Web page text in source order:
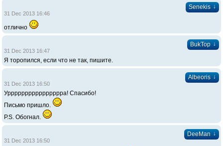
Senekis ↓
31 Dec 2013 16:46
отлично
BukTop ↓
31 Dec 2013 16:47
Я торопился, если что не так, пишите.
Albeoris ↓
31 Dec 2013 16:50
Урррррррррррррррра! Спасибо!
Письмо пришло.
P.S. Обогнал.
DeeMan ↓
31 Dec 2013 16:50